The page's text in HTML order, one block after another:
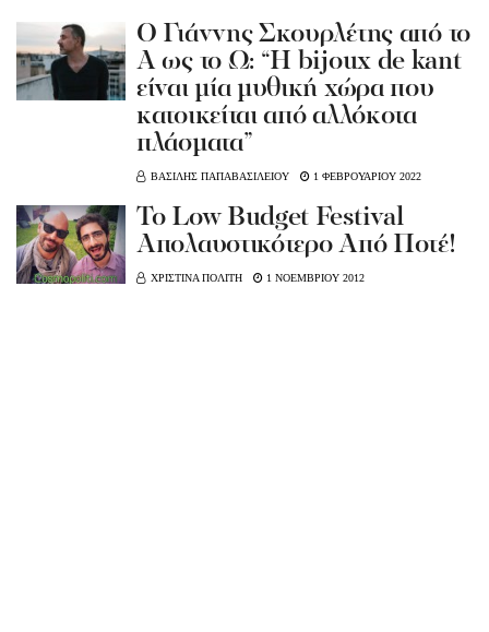
Ο Γιάννης Σκουρλέτης από το
Α ως το Ω: “Η bijoux de kant
είναι μία μυθική χώρα που
κατοικείται από αλλόκοτα
πλάσματα”
ΒΑΣΙΛΗΣ ΠΑΠΑΒΑΣΙΛΕΙΟΥ 1 ΦΕΒΡΟΥΑΡΙΟΥ 2022
Το Low Budget Festival
Απολαυστικότερο Από Ποτέ!
ΧΡΙΣΤΙΝΑ ΠΟΛΙΤΗ 1 ΝΟΕΜΒΡΙΟΥ 2012